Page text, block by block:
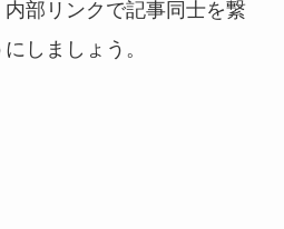
部リンクで記事同士を繋
しましょう。